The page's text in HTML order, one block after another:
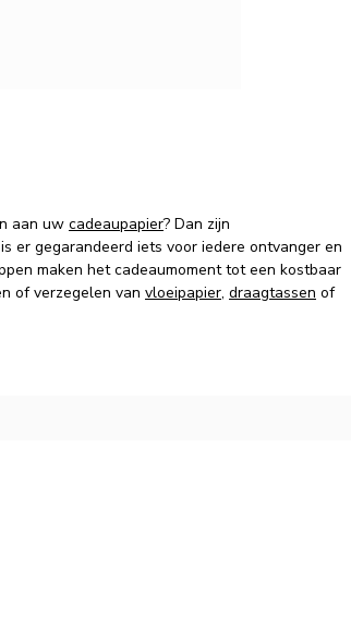
aan uw cadeaupapier? Dan zijn
er gegarandeerd iets voor iedere ontvanger en
maken het cadeaumoment tot een kostbaar
of verzegelen van vloeipapier, draagtassen of